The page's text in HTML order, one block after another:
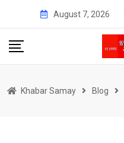
content
August 7, 2026
Khabar Samay Blog